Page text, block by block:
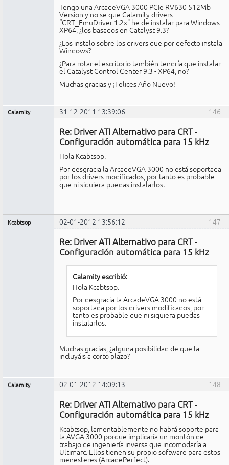
Tengo una ArcadeVGA 3000 PCIe RV630 512Mb
Version y no se que Calamity drivers
“CRT_EmuDriver 1.2x" he de instalar para Windows
XP64, ¿los basados en Catalyst 9.3?
¿Los instalo sobre los drivers que por defecto instala
Windows?
¿Para rotar el escritorio también tendría que instalar
el Catalyst Control Center 9.3 - XP64, no?
Muchas gracias y ¡Felices Año Nuevo!
146
Calamity 31-12-2011 13:39:06
Re: Driver ATI Alternativo para CRT -
Configuración automática para 15 kHz
Hola Kcabtsop.
Por desgracia la ArcadeVGA 3000 no está soportada
por los drivers modificados, por tanto es probable
que ni siquiera puedas instalarlos.
147
Kcabtsop 02-01-2012 13:56:12
Re: Driver ATI Alternativo para CRT -
Configuración automática para 15 kHz
Calamity escribió:
Hola Kcabtsop.
Por desgracia la ArcadeVGA 3000 no está
soportada por los drivers modificados, por
tanto es probable que ni siquiera puedas
instalarlos.
Muchas gracias, ¿alguna posibilidad de que la
incluyáis a corto plazo?
148
Calamity 02-01-2012 14:09:13
Re: Driver ATI Alternativo para CRT -
Configuración automática para 15 kHz
Kcabtsop, lamentablemente no habrá soporte para
la AVGA 3000 porque implicaría un montón de
trabajo de ingeniería inversa que incomodaría a
Ultimarc. Ellos tienen su propio software para estos
menesteres (ArcadePerfect).